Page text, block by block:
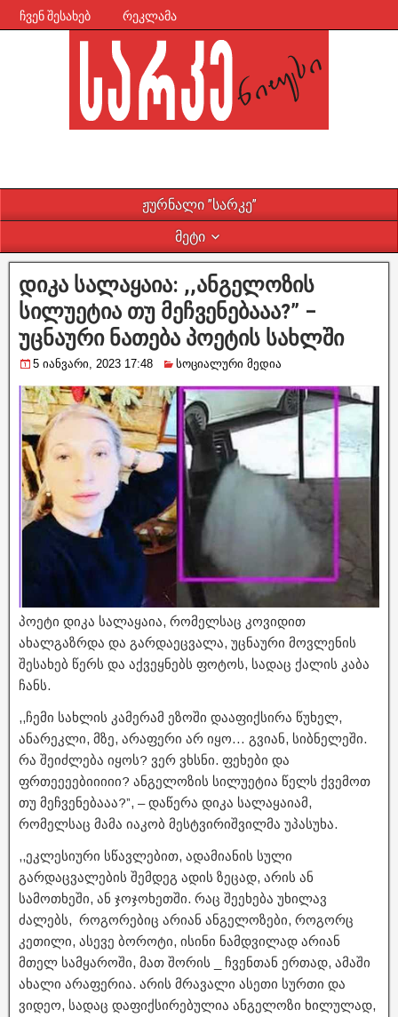
ჩვენ შესახებ რეკლამა
ჟურნალი ”სარკე”
მეტი
დიკა სალაყაია: ,,ანგელოზის
სილუეტია თუ მეჩვენებააა?” –
უცნაური ნათება პოეტის სახლში
5 იანვარი, 2023 17:48 სოციალური მედია
პოეტი დიკა სალაყაია, რომელსაც კოვიდით
ახალგაზრდა და გარდაეცვალა, უცნაური მოვლენის
შესახებ წერს და აქვეყნებს ფოტოს, სადაც ქალის კაბა
ჩანს.
,,ჩემი სახლის კამერამ ეზოში დააფიქსირა წუხელ,
ანარეკლი, მზე, არაფერი არ იყო… გვიან, სიბნელეში.
რა შეიძლება იყოს? ვერ ვხსნი. ფეხები და
ფრთეეეებიიიიი? ანგელოზის სილუეტია წელს ქვემოთ
თუ მეჩვენებააა?”, – დაწერა დიკა სალაყაიამ,
რომელსაც მამა იაკობ მესტვირიშვილმა უპასუხა.
,,ეკლესიური სწავლებით, ადამიანის სული
გარდაცვალების შემდეგ ადის ზეცად, არის ან
სამოთხეში, ან ჯოჯოხეთში. რაც შეეხება უხილავ
ძალებს, როგორებიც არიან ანგელოზები, როგორც
კეთილი, ასევე ბოროტი, ისინი ნამდვილად არიან
მთელ სამყაროში, მათ შორის _ ჩვენთან ერთად, ამაში
ახალი არაფერია. არის მრავალი ასეთი სურთი და
ვიდეო, სადაც დაფიქსირებულია ანგელოზი ხილულად,